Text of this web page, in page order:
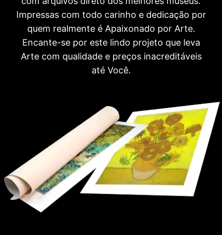
Impressas com todo carinho e dedicação por
quem realmente é Apaixonado por Arte.
Encante-se por este lindo projeto que leva
Arte com qualidade e preços inacreditáveis
até Você.